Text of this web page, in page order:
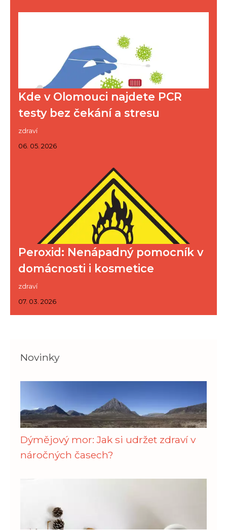
Kde v Olomouci najdete PCR
testy bez čekání a stresu
zdraví
06. 05. 2026
Peroxid: Nenápadný pomocník v
domácnosti i kosmetice
zdraví
07. 03. 2026
Novinky
Dýmějový mor: Jak si udržet zdraví v
náročných časech?